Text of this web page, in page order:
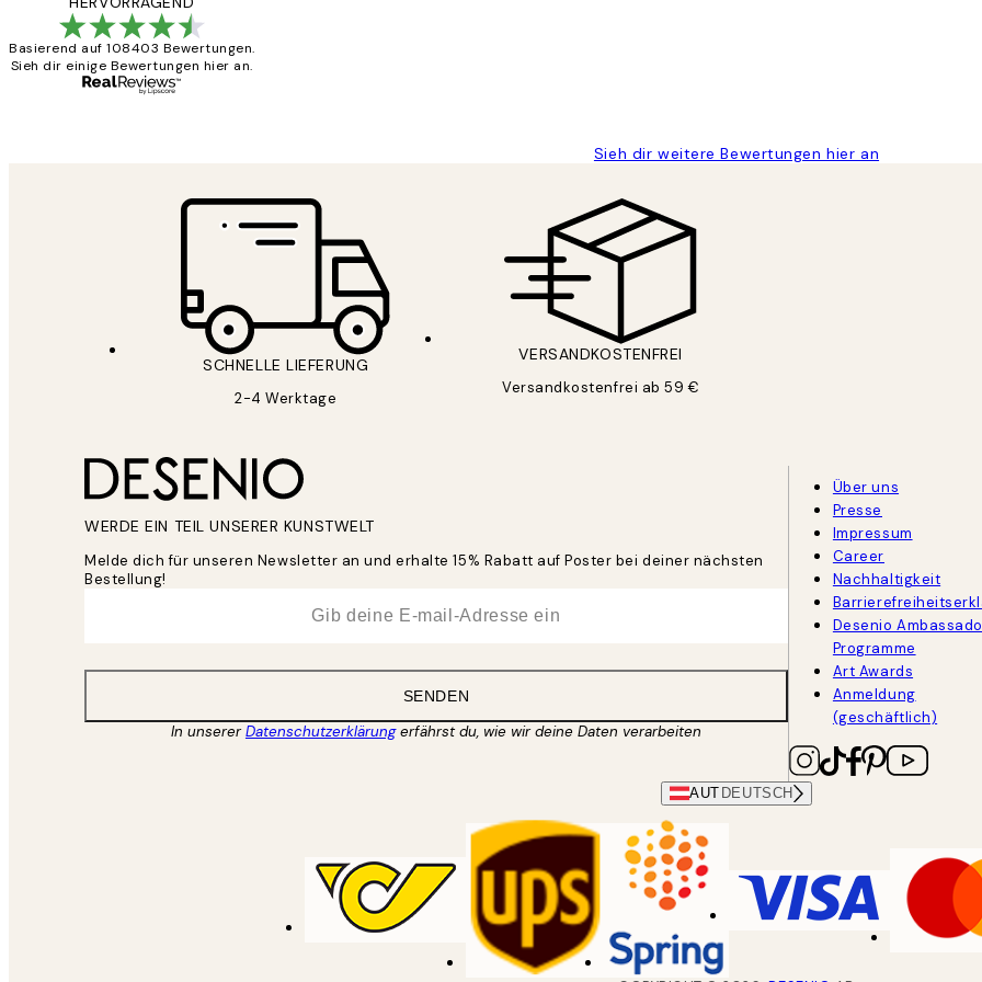
Basierend auf 108403 Bewertungen.
Sieh dir einige Bewertungen hier an.
Sieh dir weitere Bewertungen hier an
SCHNELLE LIEFERUNG
2-4 Werktage
VERSANDKOSTENFREI
Versandkostenfrei ab 59 €
WERDE EIN TEIL UNSERER KUNSTWELT
Melde dich für unseren Newsletter an und erhalte 15% Rabatt auf Poster bei deiner nächsten
Bestellung!
SENDEN
In unsererDatenschutzerklärungerfährst du, wie wir deine Daten verarbeiten
Über uns
Presse
Impressum
Career
Nachhaltigkeit
Desenio
Programme
Art Awards
Anmeldung
(geschäftlich)
AUT DEUTSCH